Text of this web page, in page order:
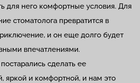
для него комфортные условия. Для
стоматолога превратится в
и он еще долго будет
впечатлениями.
сделать ее
яркой и комфортной, и нам это